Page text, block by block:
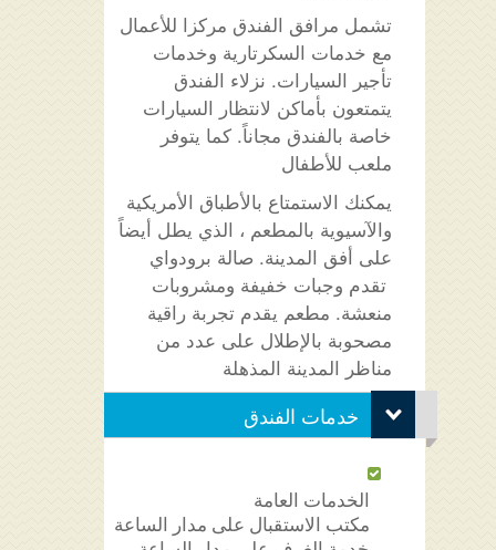
تشمل مرافق الفندق مركزا للأعمال
مع خدمات السكرتارية وخدمات
تأجير السيارات. نزلاء الفندق
يتمتعون بأماكن لانتظار السيارات
خاصة بالفندق مجاناً. كما يتوفر
ملعب للأطفال
يمكنك الاستمتاع بالأطباق الأمريكية
والآسيوية بالمطعم ، الذي يطل أيضاً
على أفق المدينة. صالة برودواي
تقدم وجبات خفيفة ومشروبات
منعشة. مطعم يقدم تجربة راقية
مصحوبة بالإطلال على عدد من
مناظر المدينة المذهلة
خدمات الفندق
الخدمات العامة
مكتب الاستقبال على مدار الساعة